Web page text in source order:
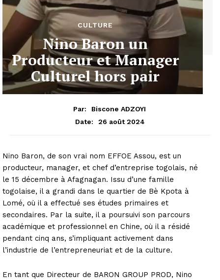
CULTURE
Nino Baron un
Producteur et Manager
Culturel hors pair
Par:
Biscone ADZOYI
Date:
26 août 2024
Nino Baron, de son vrai nom EFFOE Assou, est un
producteur, manager, et chef d’entreprise togolais, né
le 15 décembre à Afagnagan. Issu d’une famille
togolaise, il a grandi dans le quartier de Bè Kpota à
Lomé, où il a effectué ses études primaires et
secondaires. Par la suite, il a poursuivi son parcours
académique et professionnel en Chine, où il a résidé
pendant cinq ans, s’impliquant activement dans
l’industrie de l’entrepreneuriat et de la culture.
En tant que Directeur de BARON GROUP PROD, Nino